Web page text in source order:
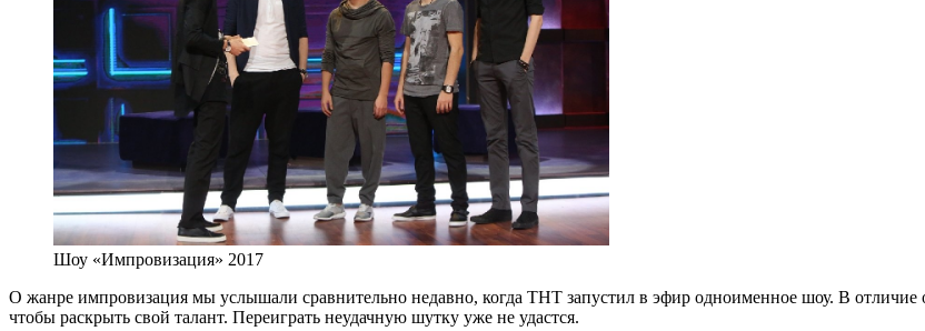
Шоу «Импровизация» 2017
О жанре импровизация мы услышали сравнительно недавно, когда ТНТ запустил в эфир одноименное шоу. В отличие
чтобы раскрыть свой талант. Переиграть неудачную шутку уже не удастся.